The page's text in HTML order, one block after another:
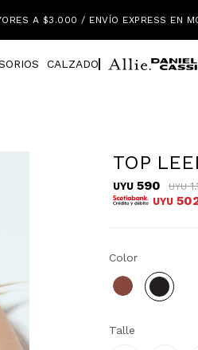
A $3.000 / ENVÍO EXPRESS EN
CALZADO
TOP
UYU 590 UYU
UYU
Color
Talle